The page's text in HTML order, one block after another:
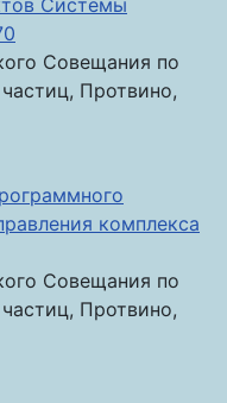
Системы
Совещания по
Протвино,
комплекса
Совещания по
Протвино,